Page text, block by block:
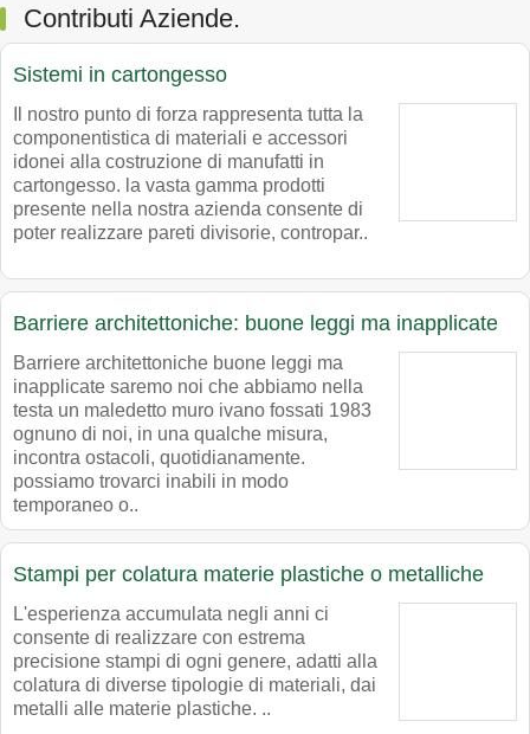
Contributi Aziende.
Sistemi in cartongesso
Il nostro punto di forza rappresenta tutta la
componentistica di materiali e accessori
idonei alla costruzione di manufatti in
cartongesso. la vasta gamma prodotti
presente nella nostra azienda consente di
poter realizzare pareti divisorie, contropar..
Barriere architettoniche: buone leggi ma inapplicate
Barriere architettoniche buone leggi ma
inapplicate saremo noi che abbiamo nella
testa un maledetto muro ivano fossati 1983
ognuno di noi, in una qualche misura,
incontra ostacoli, quotidianamente.
possiamo trovarci inabili in modo
temporaneo o..
Stampi per colatura materie plastiche o metalliche
L'esperienza accumulata negli anni ci
consente di realizzare con estrema
precisione stampi di ogni genere, adatti alla
colatura di diverse tipologie di materiali, dai
metalli alle materie plastiche. ..